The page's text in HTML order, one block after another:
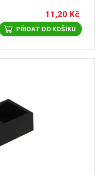
11,20 Kč
PŘIDAT DO KOŠÍKU